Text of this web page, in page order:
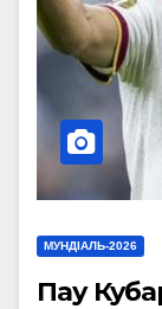
МУНДІАЛЬ-2026
Пау